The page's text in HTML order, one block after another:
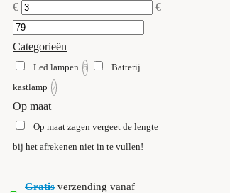
€ €
Categorieën
Led lampen 6
Batterij
kastlamp 7
Op maat
Op maat zagen vergeet de lengte
bij het afrekenen niet in te vullen!
Gratis verzending vanaf